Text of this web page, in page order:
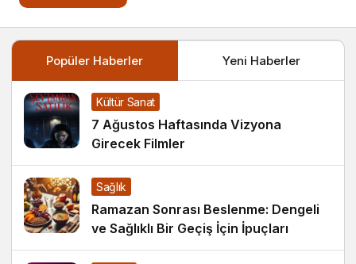
Popüler Haberler Yeni Haberler
Kültür Sanat
7 Ağustos Haftasında Vizyona
Girecek Filmler
Sağlık
Ramazan Sonrası Beslenme: Dengeli
ve Sağlıklı Bir Geçiş İçin İpuçları